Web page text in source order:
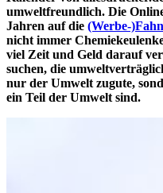
umweltfreundlich. Die
Jahren auf die (Werbe-
nicht immer
viel Zeit und Geld darauf
suchen, die
nur der Umwelt zugute,
ein Teil der Umwelt sind.